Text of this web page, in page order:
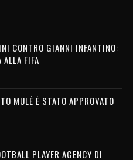
CONTRO GIANNI INFANTINO:
ALLA FIFA
MULÉ È STATO APPROVATO
PLAYER AGENCY DI